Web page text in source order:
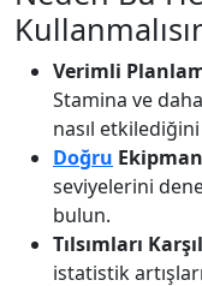
Verimli
Stamina ve
nasıl
Doğru
seviyelerini
bulun.
Tılsımları
istatistik